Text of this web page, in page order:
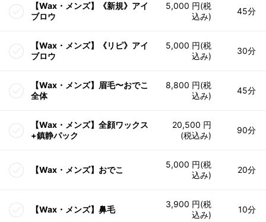
【Wax・メンズ】《新規》アイ
ブロウ
5,000 円(税
込み)
45分
【Wax・メンズ】《リピ》アイ
ブロウ
5,000 円(税
込み)
30分
【Wax・メンズ】眉毛〜おでこ
全体
8,800 円(税
込み)
45分
【Wax・メンズ】全顔ワックス
+鎮静パック
20,500 円
(税込み)
90分
【Wax・メンズ】おでこ
5,000 円(税
込み)
20分
【Wax・メンズ】鼻毛
3,900 円(税
込み)
10分